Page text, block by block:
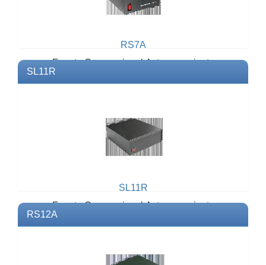
RS7A
Fuente Convencional Astron, corriente
ASTRONEspecificaciones: Voltaj...
SL11R
SL11R
Fuente Convencional Astron, corriente
máxima 11 A.Modelo: SL11RMarca:
ASTRONEspecificaciones: Voltaj...
RS12A